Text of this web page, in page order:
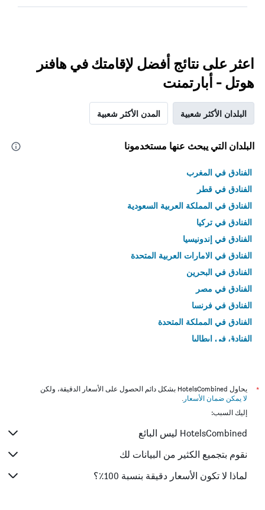
اعثر على نتائج أفضل لإقامتك في هافنر
هوتل - أبارتمنت
البلدان الأكثر شعبية المدن الأكثر شعبية
البلدان التي يبحث عنها مستخدمونا
الفنادق في المغرب
الفنادق في قطر
الفنادق في المملكة العربية السعودية
الفنادق في تركيا
الفنادق في إندونيسيا
الفنادق في الامارات العربية المتحدة
الفنادق في البحرين
الفنادق في مصر
الفنادق في فرنسا
الفنادق في المملكة المتحدة
الفنادق في إيطاليا
*
يحاول HotelsCombined بشكل دائم الحصول على الأسعار الدقيقة، ولكن
لا يمكن ضمان الأسعار .
إليك السبب:
HotelsCombined ليس البائع
نقوم بتجميع الكثير من البيانات لك
لماذا لا تكون الأسعار دقيقة بنسبة 100٪؟